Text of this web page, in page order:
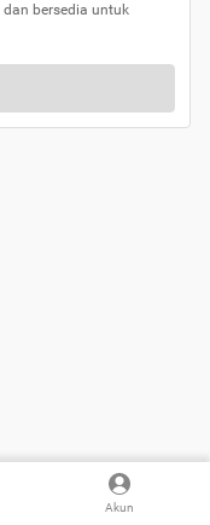
Akun
dan bersedia untuk